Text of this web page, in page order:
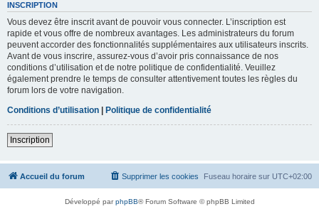
INSCRIPTION
Vous devez être inscrit avant de pouvoir vous connecter. L’inscription est
rapide et vous offre de nombreux avantages. Les administrateurs du forum
peuvent accorder des fonctionnalités supplémentaires aux utilisateurs inscrits.
Avant de vous inscrire, assurez-vous d’avoir pris connaissance de nos
conditions d’utilisation et de notre politique de confidentialité. Veuillez
également prendre le temps de consulter attentivement toutes les règles du
forum lors de votre navigation.
Conditions d’utilisation | Politique de confidentialité
Inscription
Accueil du forum Fuseau horaire sur UTC+02:00
Supprimer les cookies
Développé parphpBB® Forum Software © phpBB Limited